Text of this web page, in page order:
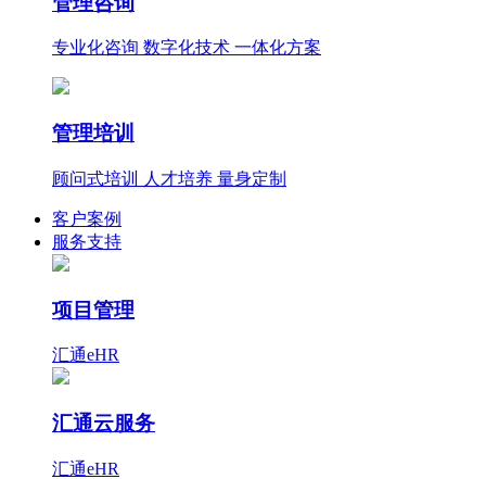
专业化咨询 数字化技术 一体化方案
管理培训
顾问式培训 人才培养 量身定制
客户案例
服务支持
项目管理
汇通eHR
汇通云服务
汇通eHR